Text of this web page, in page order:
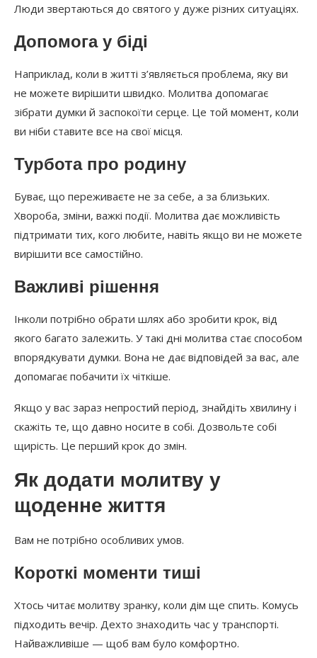
Люди звертаються до святого у дуже різних ситуаціях.
Допомога у біді
Наприклад, коли в житті з’являється проблема, яку ви
не можете вирішити швидко. Молитва допомагає
зібрати думки й заспокоїти серце. Це той момент, коли
ви ніби ставите все на свої місця.
Турбота про родину
Буває, що переживаєте не за себе, а за близьких.
Хвороба, зміни, важкі події. Молитва дає можливість
підтримати тих, кого любите, навіть якщо ви не можете
вирішити все самостійно.
Важливі рішення
Інколи потрібно обрати шлях або зробити крок, від
якого багато залежить. У такі дні молитва стає способом
впорядкувати думки. Вона не дає відповідей за вас, але
допомагає побачити їх чіткіше.
Якщо у вас зараз непростий період, знайдіть хвилину і
скажіть те, що давно носите в собі. Дозвольте собі
щирість. Це перший крок до змін.
Як додати молитву у
щоденне життя
Вам не потрібно особливих умов.
Короткі моменти тиші
Хтось читає молитву зранку, коли дім ще спить. Комусь
підходить вечір. Дехто знаходить час у транспорті.
Найважливіше — щоб вам було комфортно.